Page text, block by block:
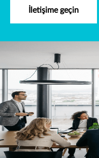
İletişime geçin